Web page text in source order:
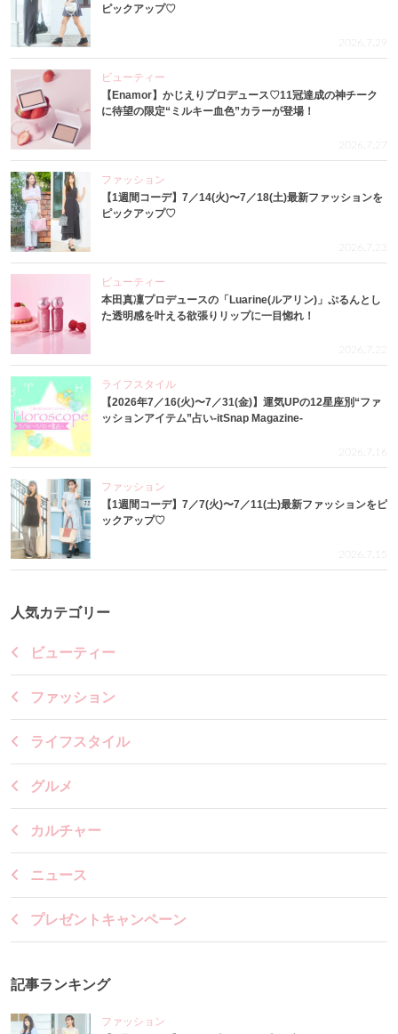
ピックアップ♡
2026.7.29
ビューティー
【Enamor】かじえりプロデュース♡11冠達成の神チーク
に待望の限定“ミルキー血色”カラーが登場！
2026.7.27
ファッション
【1週間コーデ】7／14(火)〜7／18(土)最新ファッションを
ピックアップ♡
2026.7.23
ビューティー
本田真凜プロデュースの「Luarine(ルアリン)」ぷるんとし
た透明感を叶える欲張りリップに一目惚れ！
2026.7.22
ライフスタイル
【2026年7／16(火)〜7／31(金)】運気UPの12星座別“ファ
ッションアイテム”占い-itSnap Magazine-
2026.7.16
ファッション
【1週間コーデ】7／7(火)〜7／11(土)最新ファッションをピ
ックアップ♡
2026.7.15
人気カテゴリー
ビューティー
ファッション
ライフスタイル
グルメ
カルチャー
ニュース
プレゼントキャンペーン
記事ランキング
ファッション